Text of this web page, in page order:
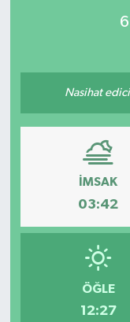
Nasihat
İMSAK
03:42
ÖĞLE
12:27